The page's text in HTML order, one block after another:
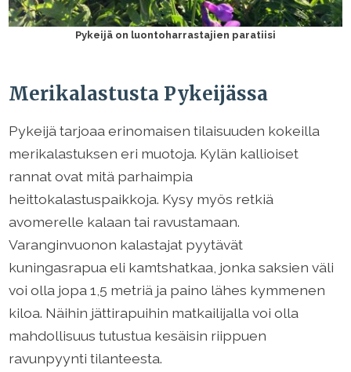
Pykeijä on luontoharrastajien paratiisi
Merikalastusta Pykeijässa
Pykeijä tarjoaa erinomaisen tilaisuuden kokeilla
merikalastuksen eri muotoja. Kylän kallioiset
rannat ovat mitä parhaimpia
heittokalastuspaikkoja. Kysy myös retkiä
avomerelle kalaan tai ravustamaan.
Varanginvuonon kalastajat pyytävät
kuningasrapua eli kamtshatkaa, jonka saksien väli
voi olla jopa 1,5 metriä ja paino lähes kymmenen
kiloa. Näihin jättirapuihin matkailijalla voi olla
mahdollisuus tutustua kesäisin riippuen
ravunpyynti tilanteesta.